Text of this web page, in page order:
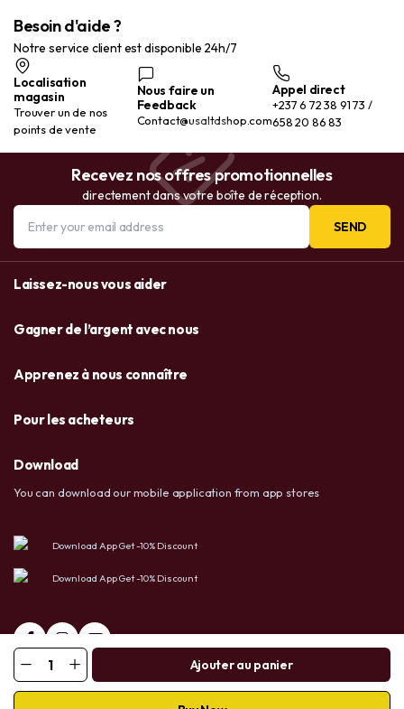
Ajouter au panier
Besoin d'aide ?
Notre service client est disponible 24h/7
Localisation
magasin
Trouver un de nos
points de vente
Nous faire un
Feedback
Contact@usaltdshop.com
Appel direct
+237 6 72 38 91 73 /
658 20 86 83
Recevez nos offres promotionnelles
directement dans votre boîte de réception.
SEND
Laissez-nous vous aider
Gagner de l’argent avec nous
Apprenez à nous connaître
Pour les acheteurs
Download
You can download our mobile application from app stores
Download App Get -10% Discount
Download App Get -10% Discount
+237 6 72 38 91 73 / 658 20 86 83 Facebook Tiktok